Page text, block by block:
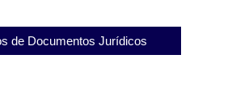
de Documentos Jurídicos